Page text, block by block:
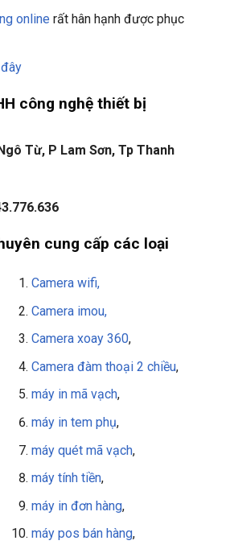
online rất hân hạnh được phục
công nghệ thiết bị
Từ, P Lam Sơn, Tp Thanh
cung cấp các loại
Camera wifi,
Camera imou,
Camera xoay 360,
Camera đàm thoại 2 chiều,
máy in mã vạch,
máy in tem phụ,
máy quét mã vạch,
máy tính tiền,
máy in đơn hàng,
máy pos bán hàng,